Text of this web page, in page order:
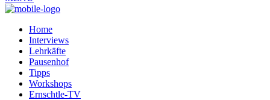
Home
Interviews
Lehrkäfte
Pausenhof
Tipps
Workshops
Ernschtle-TV